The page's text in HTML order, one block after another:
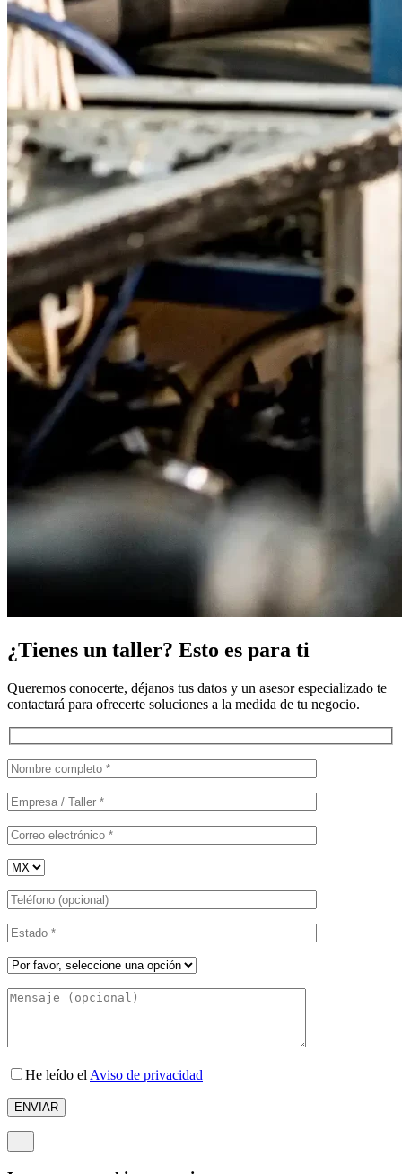
¿Tienes un taller? Esto es para ti
Queremos conocerte, déjanos tus datos y un asesor especializado te
contactará para ofrecerte soluciones a la medida de tu negocio.
He leído el Aviso de privacidad